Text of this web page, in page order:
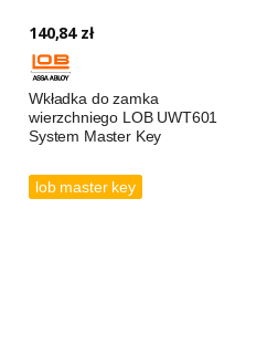
140,84 zł
Wkładka do zamka
wierzchniego LOB UWT601
System Master Key
lob master key